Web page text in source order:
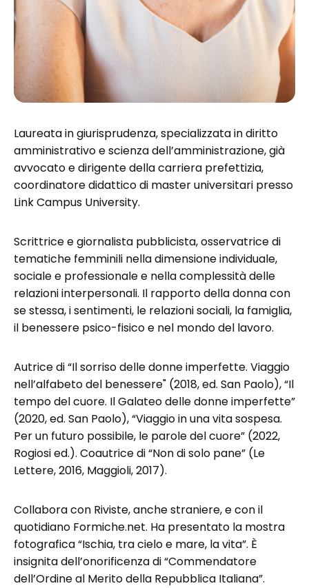
Laureata in giurisprudenza, specializzata in diritto
amministrativo e scienza dell’amministrazione, già
avvocato e dirigente della carriera prefettizia,
coordinatore didattico di master universitari presso
Link Campus University.
Scrittrice e giornalista pubblicista, osservatrice di
tematiche femminili nella dimensione individuale,
sociale e professionale e nella complessità delle
relazioni interpersonali. Il rapporto della donna con
se stessa, i sentimenti, le relazioni sociali, la famiglia,
il benessere psico-fisico e nel mondo del lavoro.
Autrice di “Il sorriso delle donne imperfette. Viaggio
nell’alfabeto del benessere" (2018, ed. San Paolo), “Il
tempo del cuore. Il Galateo delle donne imperfette”
(2020, ed. San Paolo), “Viaggio in una vita sospesa.
Per un futuro possibile, le parole del cuore” (2022,
Rogiosi ed.). Coautrice di “Non di solo pane” (Le
Lettere, 2016, Maggioli, 2017).
Collabora con Riviste, anche straniere, e con il
quotidiano Formiche.net. Ha presentato la mostra
fotografica “Ischia, tra cielo e mare, la vita”. È
insignita dell’onorificenza di “Commendatore
dell’Ordine al Merito della Repubblica Italiana”.